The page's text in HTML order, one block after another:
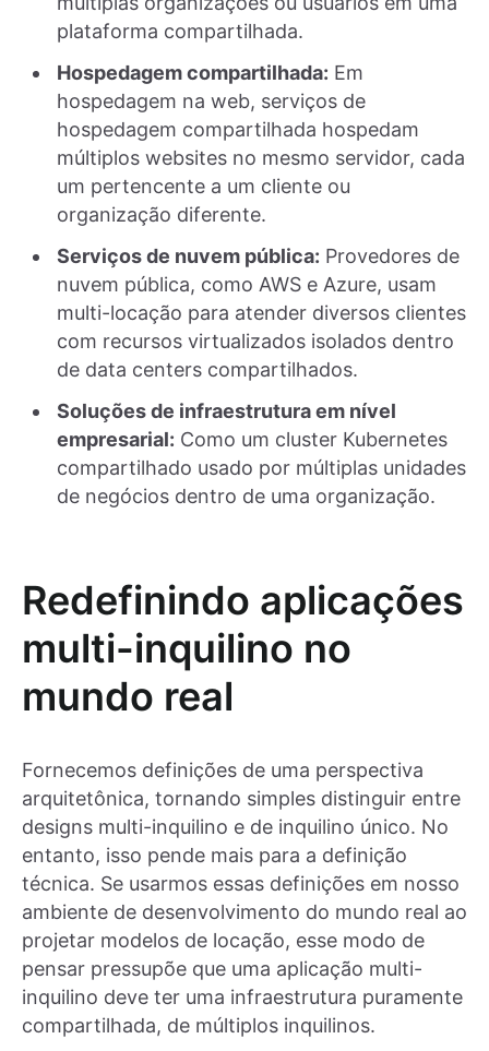
plataforma compartilhada.
Hospedagem compartilhada: Em
hospedagem na web, serviços de
hospedagem compartilhada hospedam
múltiplos websites no mesmo servidor, cada
um pertencente a um cliente ou
organização diferente.
Serviços de nuvem pública: Provedores de
nuvem pública, como AWS e Azure, usam
multi-locação para atender diversos clientes
com recursos virtualizados isolados dentro
de data centers compartilhados.
Soluções de infraestrutura em nível
empresarial: Como um cluster Kubernetes
compartilhado usado por múltiplas unidades
de negócios dentro de uma organização.
Redefinindo aplicações
multi-inquilino no
mundo real
Fornecemos definições de uma perspectiva
arquitetônica, tornando simples distinguir entre
designs multi-inquilino e de inquilino único. No
entanto, isso pende mais para a definição
técnica. Se usarmos essas definições em nosso
ambiente de desenvolvimento do mundo real ao
projetar modelos de locação, esse modo de
pensar pressupõe que uma aplicação multi-
inquilino deve ter uma infraestrutura puramente
compartilhada, de múltiplos inquilinos.